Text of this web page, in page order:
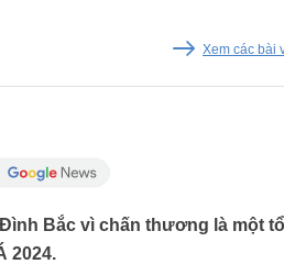
Xem các bài
Bắc vì chấn thương là một
2024.